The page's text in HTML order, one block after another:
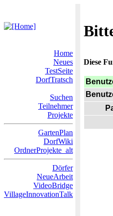
Home
Neues
TestSeite
DorfTratsch
Suchen
Teilnehmer
Projekte
GartenPlan
DorfWiki
OrdnerProjekte_alt
Dörfer
NeueArbeit
VideoBridge
VillageInnovationTalk
Diese